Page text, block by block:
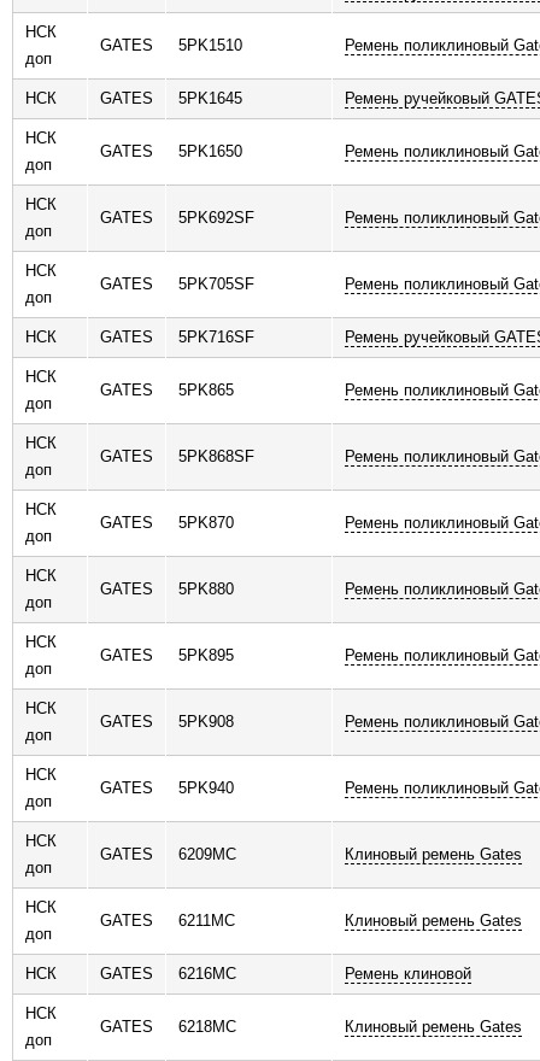
НСК
доп
GATES 5PK1510 Ремень поликлиновый
НСК GATES 5PK1645 Ремень ручейковый
НСК
доп
GATES 5PK1650 Ремень поликлиновый
НСК
доп
GATES 5PK692SF Ремень поликлиновый
НСК
доп
GATES 5PK705SF Ремень поликлиновый
НСК GATES 5PK716SF Ремень ручейковый
НСК
доп
GATES 5PK865 Ремень поликлиновый
НСК
доп
GATES 5PK868SF Ремень поликлиновый
НСК
доп
GATES 5PK870 Ремень поликлиновый
НСК
доп
GATES 5PK880 Ремень поликлиновый
НСК
доп
GATES 5PK895 Ремень поликлиновый
НСК
доп
GATES 5PK908 Ремень поликлиновый
НСК
доп
GATES 5PK940 Ремень поликлиновый
НСК
доп
GATES 6209MC Клиновый ремень Gates
НСК
доп
GATES 6211MC Клиновый ремень Gates
НСК GATES 6216MC Ремень клиновой
НСК
доп
GATES 6218MC Клиновый ремень Gates